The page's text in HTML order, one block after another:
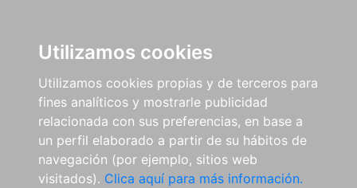
Utilizamos cookies
Utilizamos cookies propias y de terceros para
fines analíticos y mostrarle publicidad
relacionada con sus preferencias, en base a
un perfil elaborado a partir de su hábitos de
navegación (por ejemplo, sitios web
visitados). Clica aquí para más información.